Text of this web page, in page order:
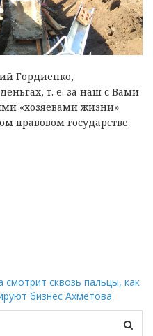
Гордиенко,
т. е. за наш с Вами
«хозяевами жизни»
правовом государстве
сквозь пальцы, как
бизнес Ахметова